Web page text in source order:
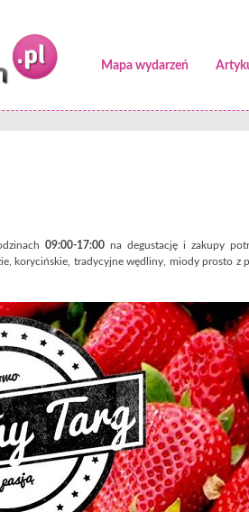
Mapa wydarzeń
09:00-17:00na degustację i zakupy
korycińskie, tradycyjne wędliny, miody prosto z